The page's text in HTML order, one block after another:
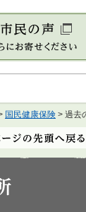
国民健康保険 > 過去